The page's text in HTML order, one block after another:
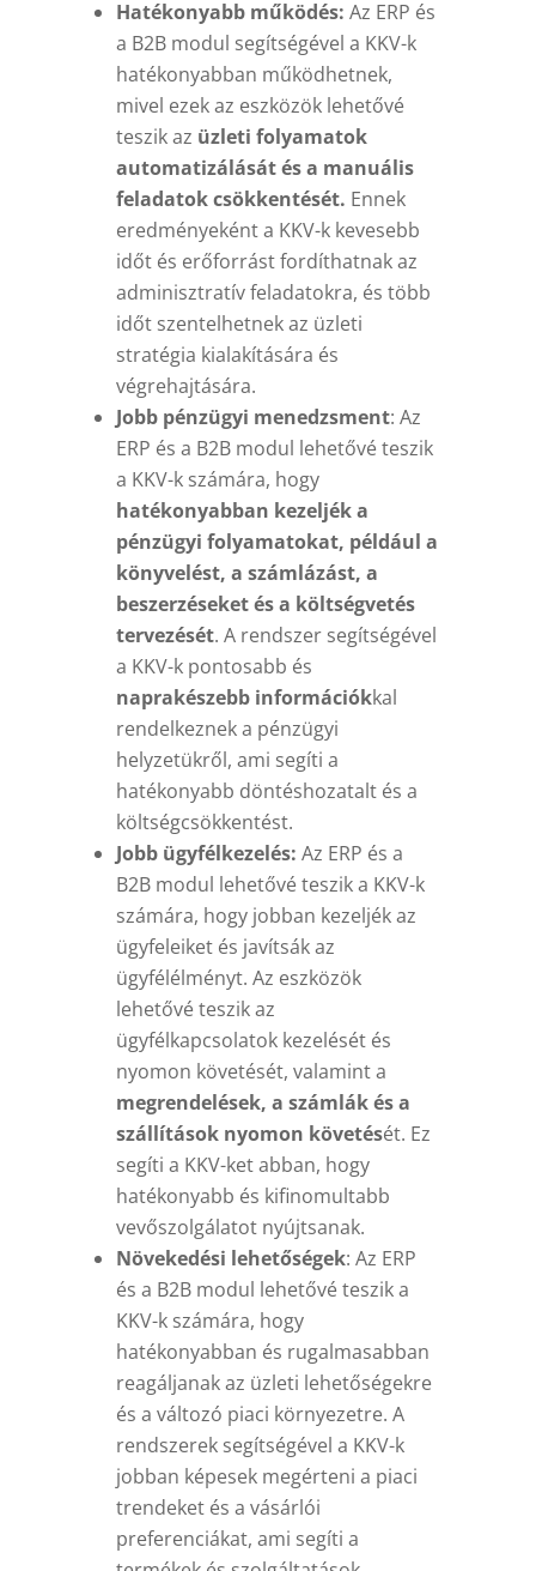
Hatékonyabb működés: Az ERP és
a B2B modul segítségével a KKV-k
hatékonyabban működhetnek,
mivel ezek az eszközök lehetővé
teszik az üzleti folyamatok
automatizálását és a manuális
feladatok csökkentését. Ennek
eredményeként a KKV-k kevesebb
időt és erőforrást fordíthatnak az
adminisztratív feladatokra, és több
időt szentelhetnek az üzleti
stratégia kialakítására és
végrehajtására.
Jobb pénzügyi menedzsment: Az
ERP és a B2B modul lehetővé teszik
a KKV-k számára, hogy
hatékonyabban kezeljék a
pénzügyi folyamatokat, például a
könyvelést, a számlázást, a
beszerzéseket és a költségvetés
tervezését. A rendszer segítségével
a KKV-k pontosabb és
naprakészebb információkkal
rendelkeznek a pénzügyi
helyzetükről, ami segíti a
hatékonyabb döntéshozatalt és a
költségcsökkentést.
Jobb ügyfélkezelés: Az ERP és a
B2B modul lehetővé teszik a KKV-k
számára, hogy jobban kezeljék az
ügyfeleiket és javítsák az
ügyfélélményt. Az eszközök
lehetővé teszik az
ügyfélkapcsolatok kezelését és
nyomon követését, valamint a
megrendelések, a számlák és a
szállítások nyomon követését. Ez
segíti a KKV-ket abban, hogy
hatékonyabb és kifinomultabb
vevőszolgálatot nyújtsanak.
Növekedési lehetőségek: Az ERP
és a B2B modul lehetővé teszik a
KKV-k számára, hogy
hatékonyabban és rugalmasabban
reagáljanak az üzleti lehetőségekre
és a változó piaci környezetre. A
rendszerek segítségével a KKV-k
jobban képesek megérteni a piaci
trendeket és a vásárlói
preferenciákat, ami segíti a